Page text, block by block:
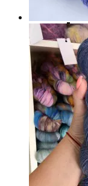
↘
-
↘
↘
- Пряжа
↘
↘
↘
↘
↘